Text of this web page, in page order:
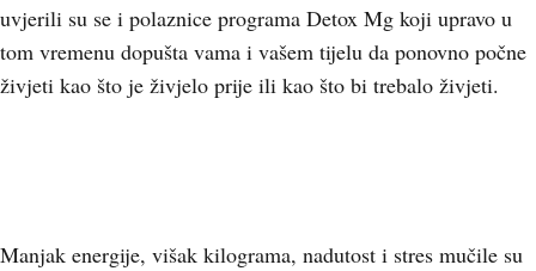
uvjerili su se i polaznice programa Detox Mg koji upravo u
tom vremenu dopušta vama i vašem tijelu da ponovno počne
živjeti kao što je živjelo prije ili kao što bi trebalo živjeti.
Manjak energije, višak kilograma, nadutost i stres mučile su